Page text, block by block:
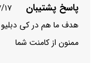
پاسخ پشتیبان
هدف ما هم در کی
​ممنون از کامنت شما